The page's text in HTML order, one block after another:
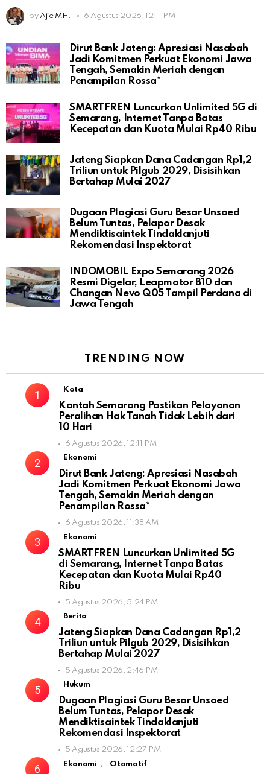
by Ajie MH. 6 Agustus 2026, 12:11 PM
Dirut Bank Jateng: Apresiasi Nasabah
Jadi Komitmen Perkuat Ekonomi Jawa
Tengah, Semakin Meriah dengan
Penampilan Rossa*
SMARTFREN Luncurkan Unlimited 5G di
Semarang, Internet Tanpa Batas
Kecepatan dan Kuota Mulai Rp40 Ribu
Jateng Siapkan Dana Cadangan Rp1,2
Triliun untuk Pilgub 2029, Disisihkan
Bertahap Mulai 2027
Dugaan Plagiasi Guru Besar Unsoed
Belum Tuntas, Pelapor Desak
Mendiktisaintek Tindaklanjuti
Rekomendasi Inspektorat
INDOMOBIL Expo Semarang 2026
Resmi Digelar, Leapmotor B10 dan
Changan Nevo Q05 Tampil Perdana di
Jawa Tengah
TRENDING NOW
Kota
Kantah Semarang Pastikan Pelayanan
Peralihan Hak Tanah Tidak Lebih dari
10 Hari
6 Agustus 2026, 12:11 PM
Ekonomi
Dirut Bank Jateng: Apresiasi Nasabah
Jadi Komitmen Perkuat Ekonomi Jawa
Tengah, Semakin Meriah dengan
Penampilan Rossa*
6 Agustus 2026, 11:38 AM
Ekonomi
SMARTFREN Luncurkan Unlimited 5G
di Semarang, Internet Tanpa Batas
Kecepatan dan Kuota Mulai Rp40
Ribu
5 Agustus 2026, 5:24 PM
Berita
Jateng Siapkan Dana Cadangan Rp1,2
Triliun untuk Pilgub 2029, Disisihkan
Bertahap Mulai 2027
5 Agustus 2026, 2:46 PM
Hukum
Dugaan Plagiasi Guru Besar Unsoed
Belum Tuntas, Pelapor Desak
Mendiktisaintek Tindaklanjuti
Rekomendasi Inspektorat
5 Agustus 2026, 12:27 PM
Ekonomi
, Otomotif